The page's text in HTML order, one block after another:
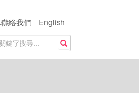
聯絡我們
English
搜尋